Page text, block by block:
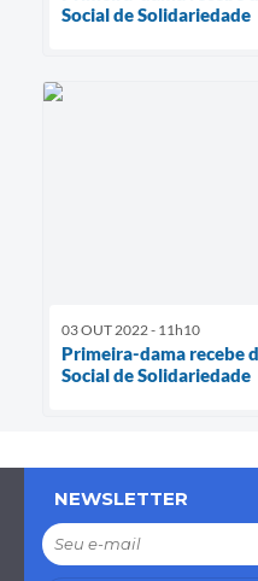
Social de Solidariedade
03 OUT 2022 - 11h10
Primeira-dama recebe
Social de Solidariedade
NEWSLETTER